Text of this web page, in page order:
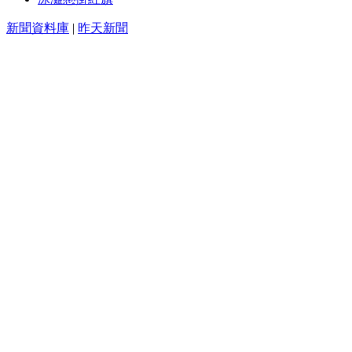
新聞資料庫 | 昨天新聞